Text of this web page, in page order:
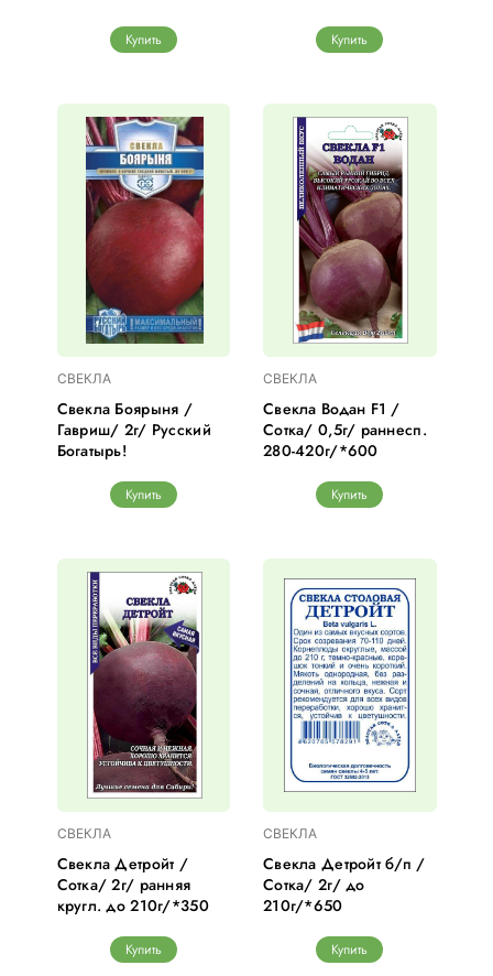
Купить Купить
СВЕКЛА
Свекла Боярыня /
Гавриш/ 2г/ Русский
Богатырь!
Купить
СВЕКЛА
Свекла Водан F1 /
Сотка/ 0,5г/ раннесп.
280-420г/*600
Купить
СВЕКЛА
Свекла Детройт /
Сотка/ 2г/ ранняя
кругл. до 210г/*350
Купить
СВЕКЛА
Свекла Детройт б/п /
Сотка/ 2г/ до
210г/*650
Купить